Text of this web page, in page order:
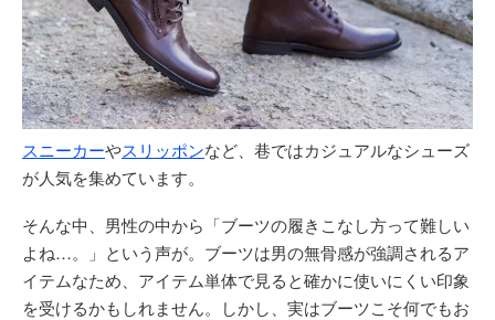
スニーカーやスリッポンなど、巷ではカジュアルなシューズ
が人気を集めています。
そんな中、男性の中から「ブーツの履きこなし方って難しい
よね…。」という声が。ブーツは男の無骨感が強調されるア
イテムなため、アイテム単体で見ると確かに使いにくい印象
を受けるかもしれません。しかし、実はブーツこそ何でもお